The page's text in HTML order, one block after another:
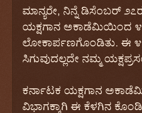
ಮಾನ್ಯರೇ, ನಿನ್ನೆ ಡಿಸೆಂಬರ್‌
ಯಕ್ಷಗಾನ ಅಕಾಡೆಮಿಯಿಂದ
ಲೋಕಾರ್ಪಣಗೊಂಡಿತು. ಈ
ಸಿಗುವುದಲ್ಲದೇ ನಮ್ಮ
ಕರ್ನಾಟಕ ಯಕ್ಷಗಾನ
ವಿಭಾಗಕ್ಕಾಗಿ ಈ ಕೆಳಗಿನ